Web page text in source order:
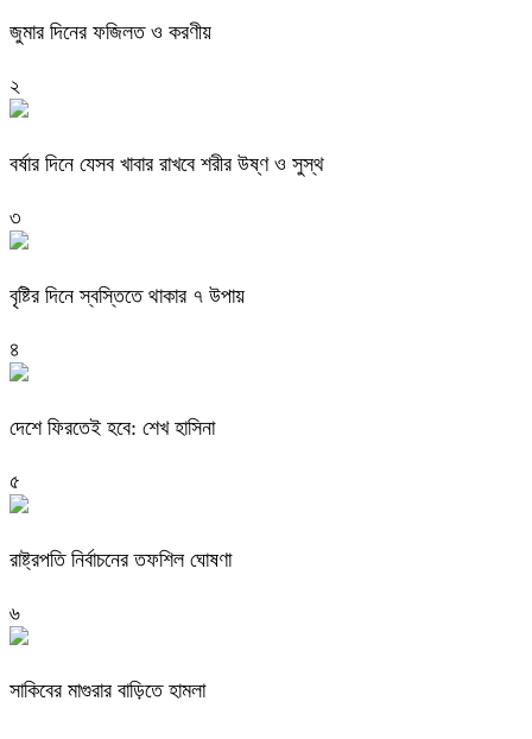
জুমার দিনের ফজিলত ও করণীয়
২
বর্ষার দিনে যেসব খাবার রাখবে শরীর উষ্ণ ও সুস্থ
৩
বৃষ্টির দিনে স্বস্তিতে থাকার ৭ উপায়
৪
দেশে ফিরতেই হবে: শেখ হাসিনা
৫
রাষ্ট্রপতি নির্বাচনের তফশিল ঘোষণা
৬
সাকিবের মাগুরার বাড়িতে হামলা